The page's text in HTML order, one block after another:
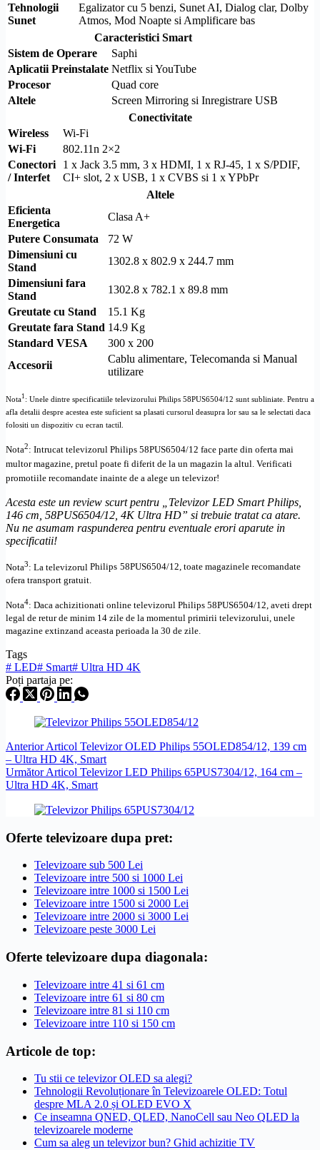
Tehnologii
Sunet
Egalizator cu 5 benzi, Sunet AI, Dialog clar, Dolby
Atmos, Mod Noapte si Amplificare bas
Caracteristici Smart
Sistem de Operare
Saphi
Aplicatii Preinstalate Netflix si YouTube
Procesor
Quad core
Altele
Screen Mirroring si Inregistrare USB
Conectivitate
Wireless
Wi-Fi
Wi-Fi
802.11n 2×2
Conectori
/ Interfet
1 x Jack 3.5 mm, 3 x HDMI, 1 x RJ-45, 1 x S/PDIF,
CI+ slot, 2 x USB, 1 x CVBS si 1 xYPbPr
Altele
Eficienta
Energetica
Clasa A+
Putere Consumata
72 W
Dimensiuni cu
Stand
1302.8 x 802.9 x 244.7 mm
Dimensiuni fara
Stand
1302.8 x 782.1 x 89.8 mm
Greutate cu Stand
15.1 Kg
Greutate fara Stand 14.9 Kg
Standard VESA
300 x 200
Accesorii
Cablu alimentare, Telecomanda si Manual
utilizare
Nota1 : Unele dintre specificatiile televizorului Philips 58PUS6504/12 sunt subliniate. Pentru a
afla detalii despre acestea este suficient sa plasati cursorul deasupra lor sau sa le selectati daca
folositi un dispozitiv cu ecran tactil.
Nota2: Intrucat televizorul Philips 58PUS6504/12 face parte din oferta mai
multor magazine, pretul poate fi diferit de la un magazin la altul. Verificati
promotiile recomandate inainte de a alege un televizor!
Acesta este un review scurt pentru „ Televizor LED Smart Philips,
146 cm, 58PUS6504/12, 4K Ultra HD” si trebuie tratat ca atare.
Nu ne asumam raspunderea pentru eventuale erori aparute in
specificatii!
Nota3: La televizorul Philips 58PUS6504/12, toate magazinele recomandate
ofera transport gratuit.
Nota4: Daca achizitionati online televizorul Philips 58PUS6504/12, aveti drept
legal de retur de minim 14 zile de la momentul primirii televizorului, unele
magazine extinzand aceasta perioada la 30 de zile.
Tags
# LED# Smart# Ultra HD 4K
Poți partaja pe:
AnteriorArticol Televizor OLED Philips 55OLED854/12, 139 cm
– Ultra HD 4K, Smart
UrmătorArticol Televizor LED Philips 65PUS7304/12, 164 cm –
Ultra HD 4K, Smart
Oferte televizoare dupa pret:
Televizoare sub 500 Lei
Televizoare intre 500 si 1000 Lei
Televizoare intre 1000 si 1500 Lei
Televizoare intre 1500 si 2000 Lei
Televizoare intre 2000 si 3000 Lei
Televizoare peste 3000 Lei
Oferte televizoare dupa diagonala:
Televizoare intre 41 si 61 cm
Televizoare intre 61 si 80 cm
Televizoare intre 81 si 110 cm
Televizoare intre 110 si 150 cm
Articole de top:
Tu stii ce televizor OLED sa alegi?
Tehnologii Revoluționare în Televizoarele OLED: Totul
despre MLA 2.0 și OLED EVO X
Ce inseamna QNED, QLED, NanoCell sau Neo QLED la
televizoarele moderne
Cum sa aleg un televizor bun? Ghid achizitie TV